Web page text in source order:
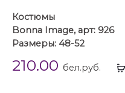
Костюмы
Bonna Image, арт: 926
Размеры: 48-52
210.00 бел.руб.